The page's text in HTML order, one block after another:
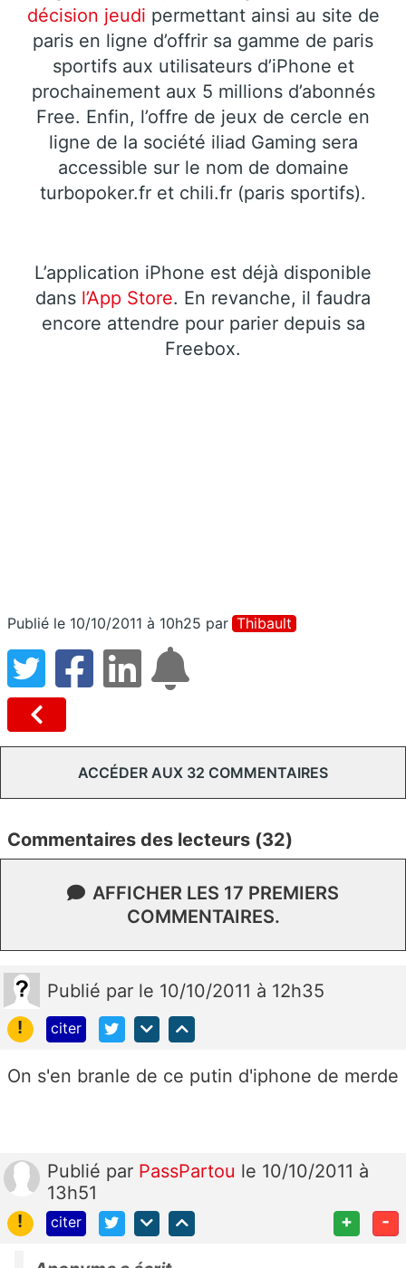
décision jeudi permettant ainsi au site de
paris en ligne d’offrir sa gamme de paris
sportifs aux utilisateurs d’iPhone et
prochainement aux 5 millions d’abonnés
Free. Enfin, l’offre de jeux de cercle en
ligne de la société iliad Gaming sera
accessible sur le nom de domaine
turbopoker.fr et chili.fr (paris sportifs).
L’application iPhone est déjà disponible
dans l’App Store. En revanche, il faudra
encore attendre pour parier depuis sa
Freebox.
Publié le 10/10/2011 à 10h25 par Thibault
ACCÉDER AUX 32 COMMENTAIRES
Commentaires des lecteurs (32)
AFFICHER LES 17 PREMIERS
COMMENTAIRES.
Publié par le 10/10/2011 à 12h35
!
citer
On s'en branle de ce putin d'iphone de merde
Publié par PassPartou le 10/10/2011 à
13h51
!
citer + -